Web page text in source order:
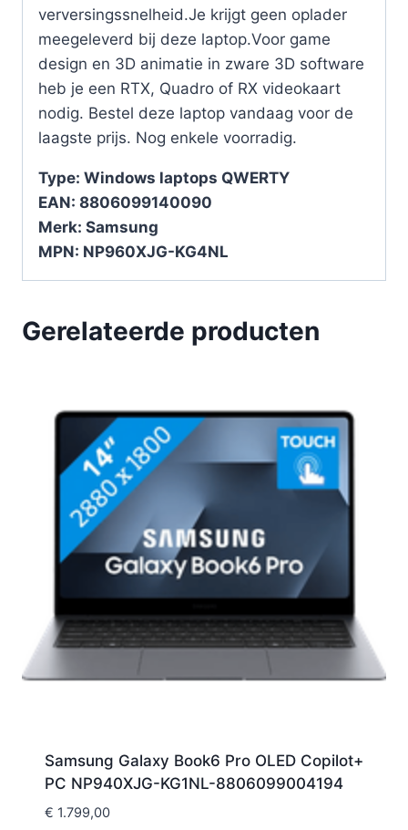
verversingssnelheid.Je krijgt geen oplader
meegeleverd bij deze laptop.Voor game
design en 3D animatie in zware 3D software
heb je een RTX, Quadro of RX videokaart
nodig. Bestel deze laptop vandaag voor de
laagste prijs. Nog enkele voorradig.
Type: Windows laptops QWERTY
EAN: 8806099140090
Merk: Samsung
MPN: NP960XJG-KG4NL
Gerelateerde producten
Samsung Galaxy Book6 Pro OLED Copilot+
PC NP940XJG-KG1NL-8806099004194
€ 1.799,00